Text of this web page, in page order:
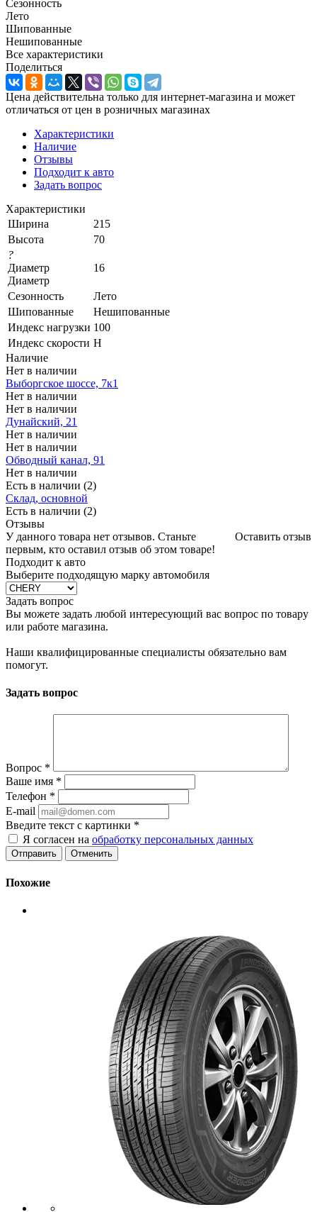
Сезонность
Лето
Шипованные
Нешипованные
Все характеристики
Поделиться
Цена действительна только для интернет-магазина и может
отличаться от цен в розничных магазинах
Характеристики
Наличие
Отзывы
Подходит к авто
Задать вопрос
Характеристики
Ширина
215
Высота
70
?
Диаметр
Диаметр
16
Сезонность
Лето
Шипованные
Нешипованные
Индекс нагрузки 100
Индекс скорости H
Наличие
Нет в наличии
Выборгское шоссе, 7к1
Нет в наличии
Нет в наличии
Дунайский, 21
Нет в наличии
Нет в наличии
Обводный канал, 91
Нет в наличии
Есть в наличии (2)
Склад, основной
Есть в наличии (2)
Отзывы
Оставить отзыв
У данного товара нет отзывов. Станьте
первым, кто оставил отзыв об этом товаре!
Подходит к авто
Выберите подходящую марку автомобиля
Задать вопрос
Вы можете задать любой интересующий вас вопрос по товару
или работе магазина.
Наши квалифицированные специалисты обязательно вам
помогут.
Задать вопрос
Вопрос *
Ваше имя *
Телефон *
E-mail
Введите текст с картинки *
Я согласен на обработку персональных данных
Отменить
Похожие